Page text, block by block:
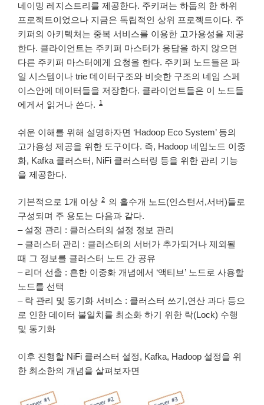
네이밍 레지스트리를 제공한다. 주키퍼는 하둡의 한 하위
프로젝트이었으나 지금은 독립적인 상위 프로젝트이다. 주
키퍼의 아키텍처는 중복 서비스를 이용한 고가용성을 제공
한다. 클라이언트는 주키퍼 마스터가 응답을 하지 않으면
다른 주키퍼 마스터에게 요청을 한다. 주키퍼 노드들은 파
일 시스템이나 trie 데이터구조와 비슷한 구조의 네임 스페
이스안에 데이터들을 저장한다. 클라이언트들은 이 노드들
에게서 읽거나 쓴다.
1
쉬운 이해를 위해 설명하자면 ‘Hadoop Eco System’ 등의
고가용성 제공을 위한 도구이다. 즉, Hadoop 네임노드 이중
화, Kafka 클러스터, NiFi 클러스터링 등을 위한 관리 기능
을 제공한다.
기본적으로 1개 이상 2 의 홀수개 노드(인스턴서,서버)들로
구성되며 주 용도는 다음과 같다.
– 설정 관리 : 클러스터의 설정 정보 관리
– 클러스터 관리 : 클러스터의 서버가 추가되거나 제외될
때 그 정보를 클러스터 노드 간 공유
– 리더 선출 : 흔한 이중화 개념에서 ‘액티브’ 노드로 사용할
노드를 선택
– 락 관리 및 동기화 서비스 : 클러스터 쓰기,연산 과다 등으
로 인한 데이터 불일치를 최소화 하기 위한 락(Lock) 수행
및 동기화
이후 진행할 NiFi 클러스터 설정, Kafka, Hadoop 설정을 위
한 최소한의 개념을 살펴보자면